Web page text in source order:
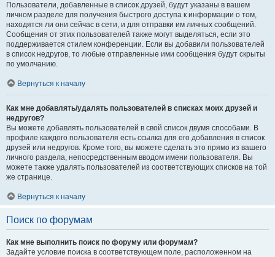
Пользователи, добавленные в список друзей, будут указаны в вашем
личном разделе для получения быстрого доступа к информации о том,
находятся ли они сейчас в сети, и для отправки им личных сообщений.
Сообщения от этих пользователей также могут выделяться, если это
поддерживается стилем конференции. Если вы добавили пользователей
в список недругов, то любые отправленные ими сообщения будут скрыты
по умолчанию.
Вернуться к началу
Как мне добавлять/удалять пользователей в списках моих друзей и
недругов?
Вы можете добавлять пользователей в свой список двумя способами. В
профиле каждого пользователя есть ссылка для его добавления в список
друзей или недругов. Кроме того, вы можете сделать это прямо из вашего
личного раздела, непосредственным вводом имени пользователя. Вы
можете также удалять пользователей из соответствующих списков на той
же странице.
Вернуться к началу
Поиск по форумам
Как мне выполнить поиск по форуму или форумам?
Задайте условие поиска в соответствующем поле, расположенном на